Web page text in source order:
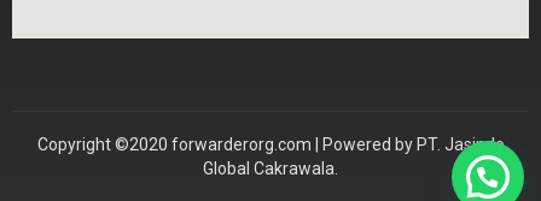
Copyright ©2020 forwarderorg.com | Powered by PT. Jasindo
Global Cakrawala.
Konsultasi Sekarang